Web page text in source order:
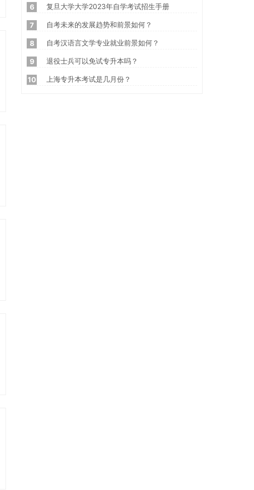
6 复旦大学大学2023年自学考试招生手册
7 自考未来的发展趋势和前景如何？
8 自考汉语言文学专业就业前景如何？
9 退役士兵可以免试专升本吗？
10 上海专升本考试是几月份？